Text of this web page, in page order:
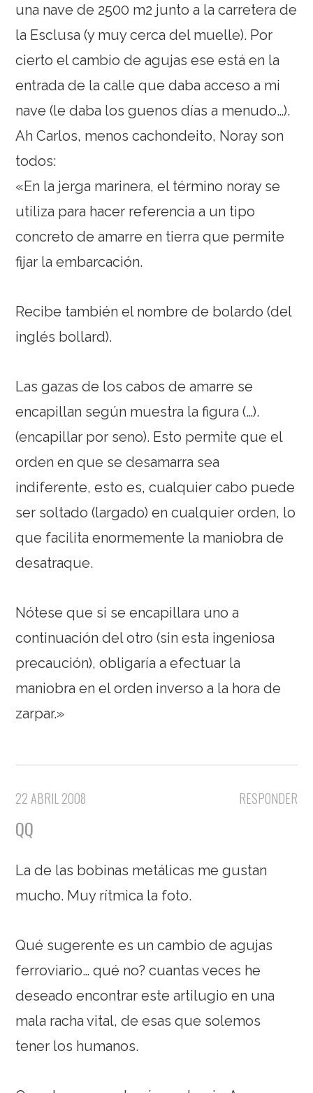
una nave de 2500 m2 junto a la carretera de
la Esclusa (y muy cerca del muelle). Por
cierto el cambio de agujas ese está en la
entrada de la calle que daba acceso a mi
nave (le daba los guenos días a menudo…).
Ah Carlos, menos cachondeito, Noray son
todos:
«En la jerga marinera, el término noray se
utiliza para hacer referencia a un tipo
concreto de amarre en tierra que permite
fijar la embarcación.
Recibe también el nombre de bolardo (del
inglés bollard).
Las gazas de los cabos de amarre se
encapillan según muestra la figura (…).
(encapillar por seno). Esto permite que el
orden en que se desamarra sea
indiferente, esto es, cualquier cabo puede
ser soltado (largado) en cualquier orden, lo
que facilita enormemente la maniobra de
desatraque.
Nótese que si se encapillara uno a
continuación del otro (sin esta ingeniosa
precaución), obligaría a efectuar la
maniobra en el orden inverso a la hora de
zarpar.»
RESPONDER
22 ABRIL 2008
QQ
La de las bobinas metálicas me gustan
mucho. Muy rítmica la foto.
Qué sugerente es un cambio de agujas
ferroviario… qué no? cuantas veces he
deseado encontrar este artilugio en una
mala racha vital, de esas que solemos
tener los humanos.